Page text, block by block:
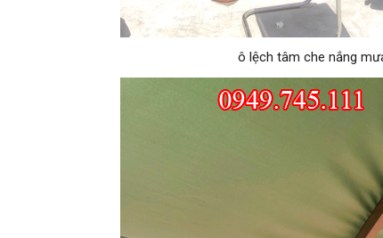
ô lệch tâm che nắng